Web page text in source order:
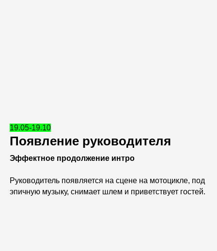
19.05-19.10
Появление руководителя
Эффектное продолжение интро
Руководитель появляется на сцене на мотоцикле, под
эпичную музыку, снимает шлем и приветствует гостей.